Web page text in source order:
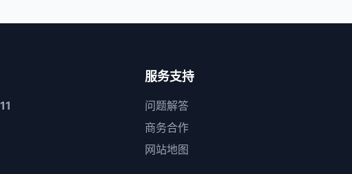
服务支持
问题解答
商务合作
网站地图